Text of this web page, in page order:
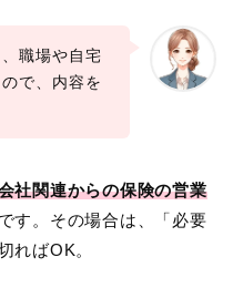
職場や自宅
で、内容を
社関連からの保険の営業
す。その場合は、「必要
ればOK。